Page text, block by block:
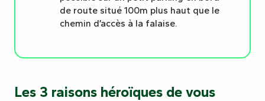
de route situé 100m plus haut que le
chemin d’accès à la falaise.
Les 3 raisons héroïques de vous